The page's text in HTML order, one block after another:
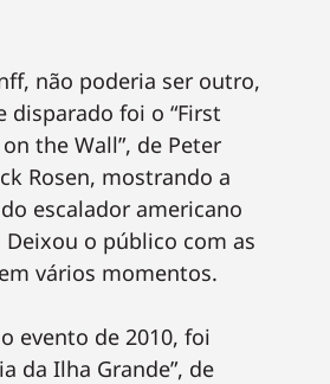
não poderia ser outro,
disparado foi o “First
the Wall”, de Peter
Rosen, mostrando a
escalador americano
o público com as
vários momentos.
evento de 2010, foi
da Ilha Grande”, de